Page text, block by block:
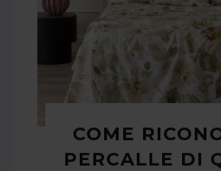
COME
PERCALLE DI